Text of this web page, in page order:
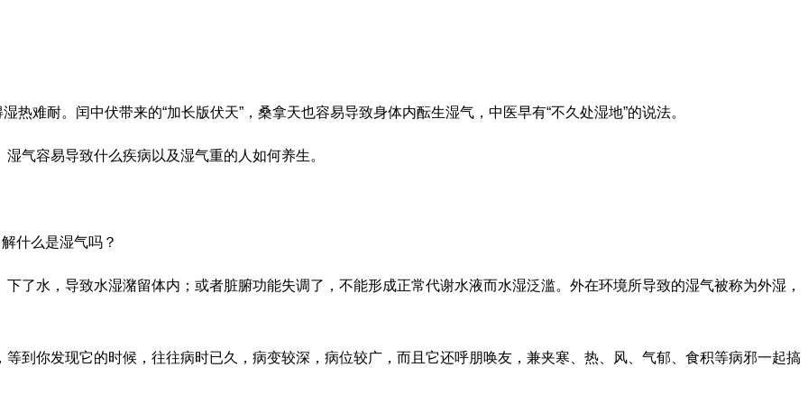
耐。闰中伏带来的“加长版伏天”，桑拿天也容易导致身体内酝生湿气，中医早有“不久处湿地”的说法。
容易导致什么疾病以及湿气重的人如何养生。
什么是湿气吗？
水，导致水湿潴留体内；或者脏腑功能失调了，不能形成正常代谢水液而水湿泛滥。外在环境所导致的湿气被称为外湿，
你发现它的时候，往往病时已久，病变较深，病位较广，而且它还呼朋唤友，兼夹寒、热、风、气郁、食积等病邪一起搞